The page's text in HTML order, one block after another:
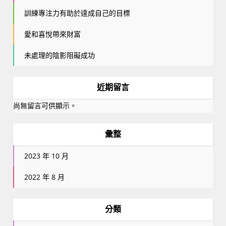
訓練專注力有助於達成自己的目標
愛和喜悅帶來財富
未處理的陰影阻礙成功
近期留言
尚無留言可供顯示。
彙整
2023 年 10 月
2022 年 8 月
分類